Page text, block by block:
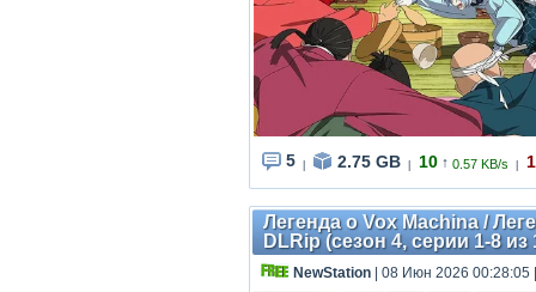
5 2.75 GB 10 ↑ 0.57 KB/s 1
Легенда о Vox Machina /
DLRip (сезон 4, серии 1-8
NewStation | 08 Июн 2026 00:28:05